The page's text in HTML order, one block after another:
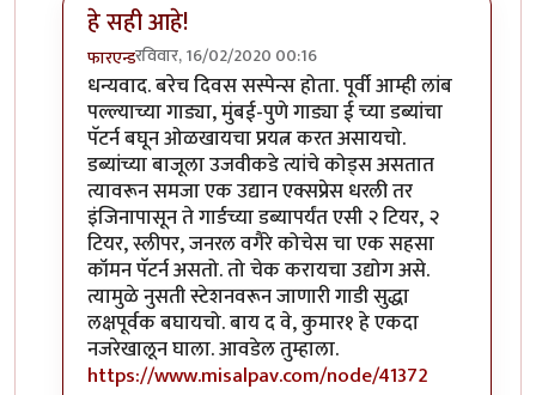
हे सही आहे!
फारएन्डरविवार, 16/02/2020 00:16
In reply toआणि हे हिंदी बघा ..byहेमंतकुमार
धन्यवाद. बरेच दिवस सस्पेन्स होता. पूर्वी आम्ही लांब
पल्ल्याच्या गाड्या, मुंबई-पुणे गाड्या ई च्या डब्यांचा
पॅटर्न बघून ओळखायचा प्रयत्न करत असायचो.
डब्यांच्या बाजूला उजवीकडे त्यांचे कोड्स असतात
त्यावरून समजा एक उद्यान एक्सप्रेस धरली तर
इंजिनापासून ते गार्डच्या डब्यापर्यंत एसी २ टियर, २
टियर, स्लीपर, जनरल वगैरे कोचेस चा एक सहसा
कॉमन पॅटर्न असतो. तो चेक करायचा उद्योग असे.
त्यामुळे नुसती स्टेशनवरून जाणारी गाडी सुद्धा
लक्षपूर्वक बघायचो. बाय द वे, कुमार१ हे एकदा
नजरेखालून घाला. आवडेल तुम्हाला.
https://www.misalpav.com/node/41372